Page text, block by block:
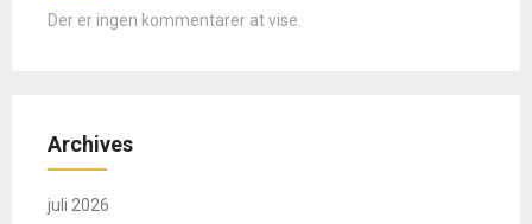
Der er ingen kommentarer at vise.
Archives
juli 2026